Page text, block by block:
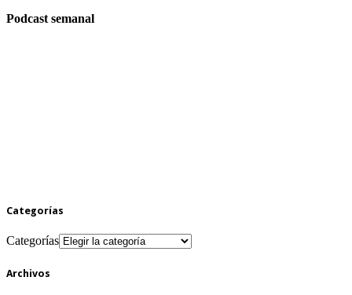
Podcast semanal
Categorías
Categorías
Archivos